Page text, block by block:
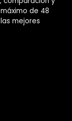
de 48
mejores